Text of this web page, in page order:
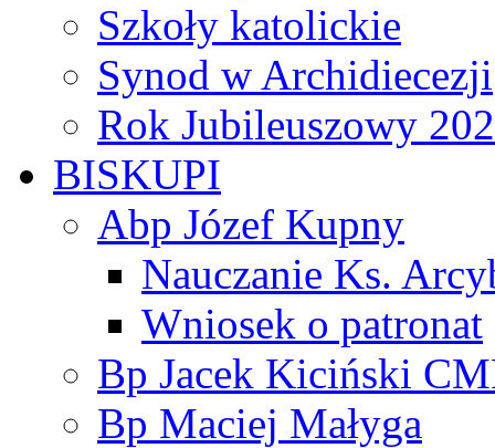
Szkoły katolickie
Synod w Archidiecezji
Rok Jubileuszowy
BISKUPI
Abp Józef Kupny
Nauczanie Ks.
Wniosek o patronat
Bp Jacek Kiciński
Bp Maciej Małyga